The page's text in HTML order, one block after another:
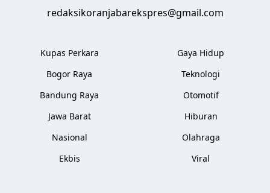
redaksikoranjabarekspres@gmail.com
Kupas Perkara
Bogor Raya
Bandung Raya
Jawa Barat
Nasional
Ekbis
Gaya Hidup
Teknologi
Otomotif
Hiburan
Olahraga
Viral